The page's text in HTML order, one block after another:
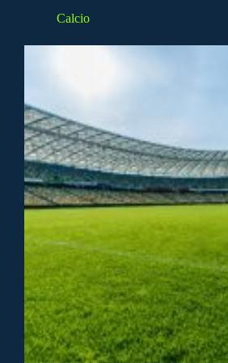
Calcio